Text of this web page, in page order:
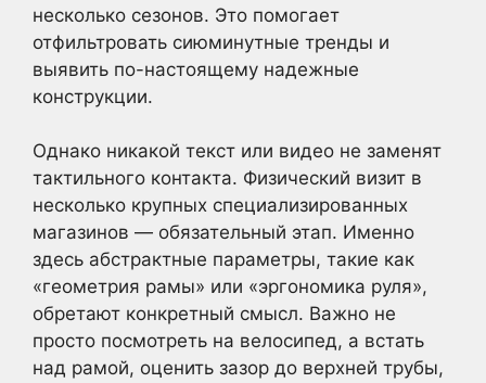
несколько сезонов. Это помогает
отфильтровать сиюминутные тренды и
выявить по-настоящему надежные
конструкции.
Однако никакой текст или видео не заменят
тактильного контакта. Физический визит в
несколько крупных специализированных
магазинов — обязательный этап. Именно
здесь абстрактные параметры, такие как
«геометрия рамы» или «эргономика руля»,
обретают конкретный смысл. Важно не
просто посмотреть на велосипед, а встать
над рамой, оценить зазор до верхней трубы,